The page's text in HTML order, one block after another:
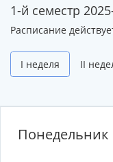
1-й семестр
Расписание
I неделя II
Понедельник